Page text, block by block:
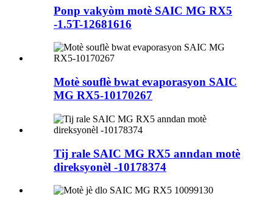
Ponp vakyòm motè SAIC MG RX5
-1.5T-12681616
Motè souflè bwat evaporasyon SAIC
MG RX5-10170267
Tij rale SAIC MG RX5 anndan motè
direksyonèl -10178374